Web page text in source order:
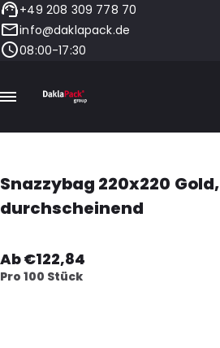
+49 208 309 778 70
info@daklapack.de
08:00-17:30
Snazzybag 220x220 Gold,
durchscheinend
Ab €122,84
Pro 100 Stück